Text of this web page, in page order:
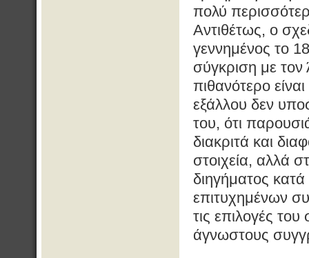
πολύ
Αντιθέτως, ο
γεννημένος το
σύγκριση με
πιθανότερο
εξάλλου δεν
του, ότι
διακριτά και
στοιχεία, αλλά
διηγήματος
επιτυχημένων
τις επιλογές
άγνωστους